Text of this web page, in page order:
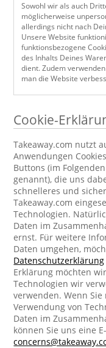
Sowohl wir als auch
möglicherweise
allerdings nicht nach
Unsere Website
funktionsbezogene
des Inhalts Deines
dient. Zudem
man die Website
Cookie-
Takeaway.com nutzt
Anwendungen
Buttons (im
genannt), die uns
schnelleres und
Takeaway.com
Technologien.
Daten im
ernst. Für weitere
Daten umgehen,
Datenschutzerklärung
Erklärung möchten
Technologien wir
verwenden. Wenn
Verwendung von
Daten im
können Sie uns eine